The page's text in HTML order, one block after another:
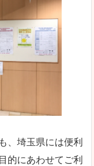
、埼玉県には便利
的にあわせてご利